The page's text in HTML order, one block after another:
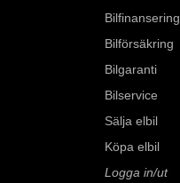
Bilfinansering
Bilförsäkring
Bilgaranti
Bilservice
Sälja elbil
Köpa elbil
Logga in/ut